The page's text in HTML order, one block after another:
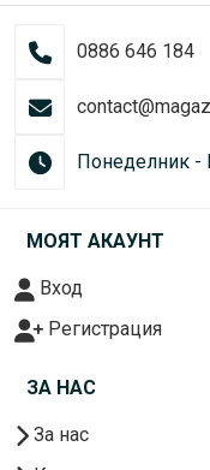
0886 646 184
Понеделник -
МОЯТ АКАУНТ
Вход
Регистрация
ЗА НАС
За нас